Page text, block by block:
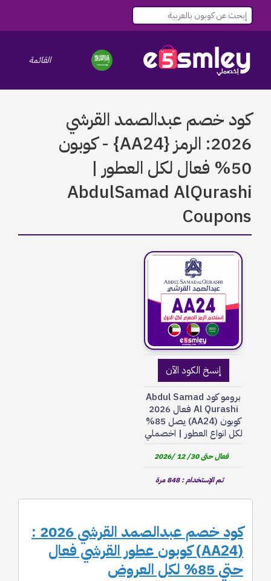
navigation
القائمة
كود خصم عبدالصمد القرشي
2026: الرمز {AA24} - كوبون
50% فعال لكل العطور |
AbdulSamad AlQurashi
Coupons
إنسخ الكود الآن
برومو كود Abdul Samad
Al Qurashi فعال 2026
كوبون (AA24) يصل 85%
لكل انواع العطور | اخصملي
فعال حتى 30/ 12 /2026
تم الإستخدام : 848 مرة
كود خصم عبدالصمد القرشي 2026 :
(AA24) كوبون عطور القرشي فعال
حتي 85% لكل العروض